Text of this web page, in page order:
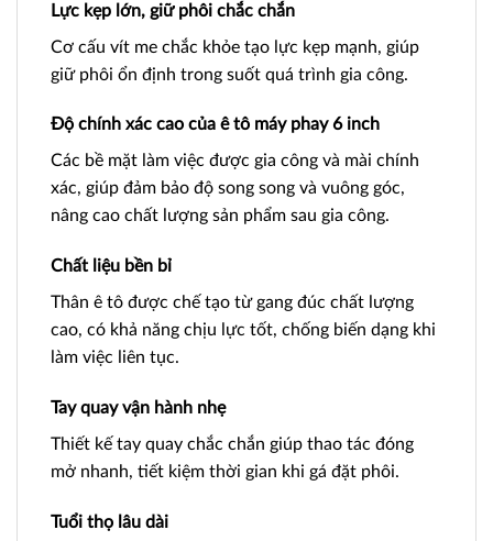
Lực kẹp lớn, giữ phôi chắc chắn
Cơ cấu vít me chắc khỏe tạo lực kẹp mạnh, giúp
giữ phôi ổn định trong suốt quá trình gia công.
Độ chính xác cao của ê tô máy phay 6 inch
Các bề mặt làm việc được gia công và mài chính
xác, giúp đảm bảo độ song song và vuông góc,
nâng cao chất lượng sản phẩm sau gia công.
Chất liệu bền bỉ
Thân ê tô được chế tạo từ gang đúc chất lượng
cao, có khả năng chịu lực tốt, chống biến dạng khi
làm việc liên tục.
Tay quay vận hành nhẹ
Thiết kế tay quay chắc chắn giúp thao tác đóng
mở nhanh, tiết kiệm thời gian khi gá đặt phôi.
Tuổi thọ lâu dài